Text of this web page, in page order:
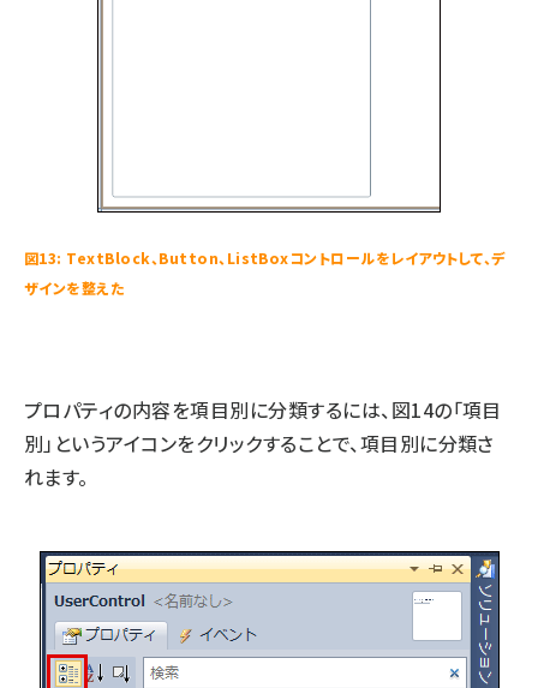
図13: TextBlock、Button、ListBoxコントロールをレイアウトして、デ
ザインを整えた
プロパティの内容を項目別に分類するには、図14の「項目
別」というアイコンをクリックすることで、項目別に分類さ
れます。